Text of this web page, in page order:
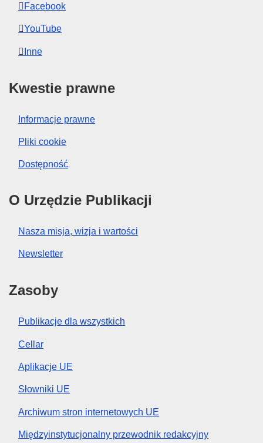
Facebook
YouTube
Inne
Kwestie prawne
Informacje prawne
Pliki cookie
Dostępność
O Urzędzie Publikacji
Nasza misja, wizja i wartości
Newsletter
Zasoby
Publikacje dla wszystkich
Cellar
Aplikacje UE
Słowniki UE
Archiwum stron internetowych UE
Międzyinstytucjonalny przewodnik redakcyjny